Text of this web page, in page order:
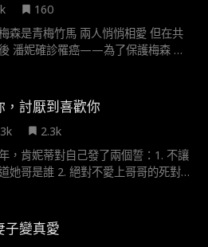
160
森是青梅竹馬 兩人悄悄相愛 但在共
潘妮確診罹癌——為了保護梅森 免
，討厭到喜歡你
2.3k
，肯妮蒂對自己發了兩個誓：1. 不讓
絕對不愛上哥哥的死對頭
子變真愛